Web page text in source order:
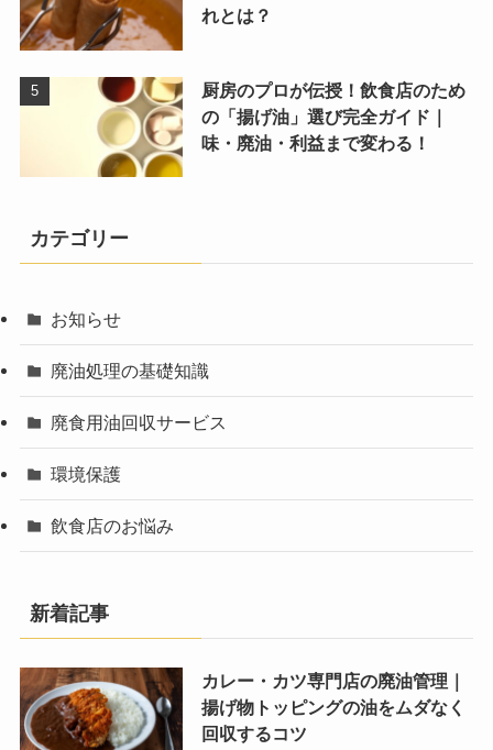
れとは？
厨房のプロが伝授！飲食店のため
の「揚げ油」選び完全ガイド｜
味・廃油・利益まで変わる！
カテゴリー
お知らせ
廃油処理の基礎知識
廃食用油回収サービス
環境保護
飲食店のお悩み
新着記事
カレー・カツ専門店の廃油管理｜
揚げ物トッピングの油をムダなく
回収するコツ